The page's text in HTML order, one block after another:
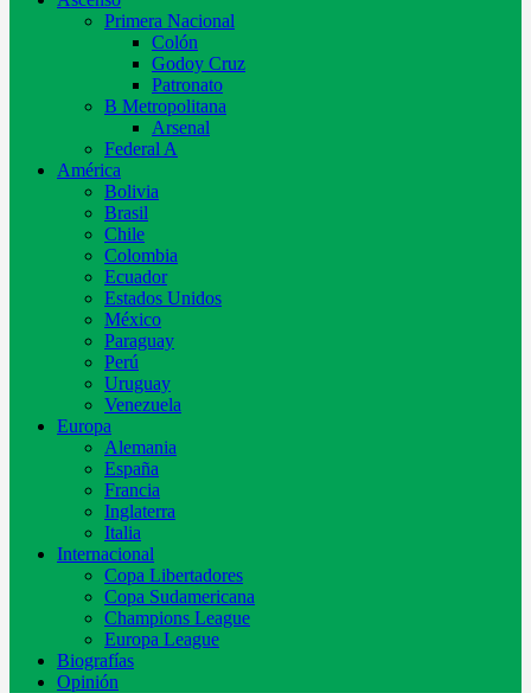
Primera Nacional
Colón
Godoy Cruz
Patronato
B Metropolitana
Arsenal
Federal A
América
Bolivia
Brasil
Chile
Colombia
Ecuador
Estados Unidos
México
Paraguay
Perú
Uruguay
Venezuela
Europa
Alemania
España
Francia
Inglaterra
Italia
Internacional
Copa Libertadores
Copa Sudamericana
Champions League
Europa League
Biografías
Opinión